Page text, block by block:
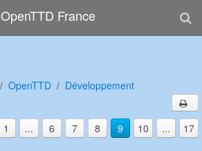
OpenTTD France
OpenTTD Développement
1 ... 6 7 8 9 10 ... 17